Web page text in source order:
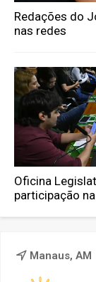
Redações do
nas redes
Oficina
participação
Manaus, AM